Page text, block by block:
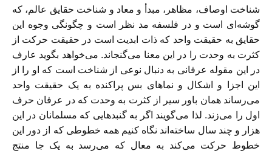
شناخت اوصاف، مظاهر، مبدأ و معاد و شناخت حقایق عالم، که
گوشه‌ای است و در فلسفه مد نظر است و چگونگی وجوه این
حقایق به حقیقت واحد که ذات ابدیت است در حقیقت حرکت از
کثرت به وحدت را در این معنا می‌گنجاند. می‌خواهد بگوید عارف
در این مقوله عرفانی به دنبال نوعی از شناخت است که او را از
این اجزا و اشکال و نماهای بس پراکنده به یک حقیقت واحد
می‌رساند همان باور سیر از کثرت به وحدت که در عرفان حرف
اول را می‌زند. لذا می‌گویند اگر به گنبدهایی که مسلمانان در این
هزار و چند سال ساخته‌اند نگاه کنیم همه خطوطی که از دور این
خطوط حرکت می‌کند به معال که می‌رسد به یک جا منتج